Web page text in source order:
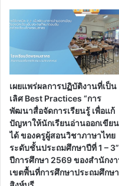
เผยแพร่ผลการปฏิบัติงานที่เป็น
เลิศ Best Practices “การ
พัฒนาสื่อจัดการเรียนรู้ เพื่อแก้
ปัญหาให้นักเรียนอ่านออกเขียน
ได้ ของครูผู้สอนวิชาภาษาไทย
ระดับชั้นประถมศึกษาปีที่ 1 – 3”
ปีการศึกษา 2569 ของสำนักง
เขตพื้นที่การศึกษาประถมศึกษา